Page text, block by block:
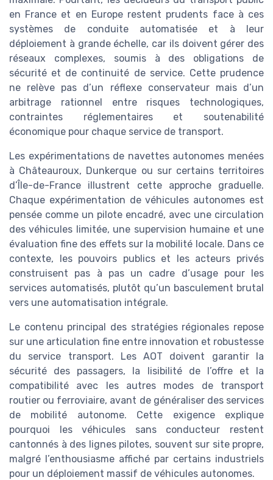
en France et en Europe restent prudents face à ces
systèmes de conduite automatisée et à leur
déploiement à grande échelle, car ils doivent gérer des
réseaux complexes, soumis à des obligations de
sécurité et de continuité de service. Cette prudence
ne relève pas d’un réflexe conservateur mais d’un
arbitrage rationnel entre risques technologiques,
contraintes réglementaires et soutenabilité
économique pour chaque service de transport.
Les expérimentations de navettes autonomes menées
à Châteauroux, Dunkerque ou sur certains territoires
d’Île-de-France illustrent cette approche graduelle.
Chaque expérimentation de véhicules autonomes est
pensée comme un pilote encadré, avec une circulation
des véhicules limitée, une supervision humaine et une
évaluation fine des effets sur la mobilité locale. Dans ce
contexte, les pouvoirs publics et les acteurs privés
construisent pas à pas un cadre d’usage pour les
services automatisés, plutôt qu’un basculement brutal
vers une automatisation intégrale.
Le contenu principal des stratégies régionales repose
sur une articulation fine entre innovation et robustesse
du service transport. Les AOT doivent garantir la
sécurité des passagers, la lisibilité de l’offre et la
compatibilité avec les autres modes de transport
routier ou ferroviaire, avant de généraliser des services
de mobilité autonome. Cette exigence explique
pourquoi les véhicules sans conducteur restent
cantonnés à des lignes pilotes, souvent sur site propre,
malgré l’enthousiasme affiché par certains industriels
pour un déploiement massif de véhicules autonomes.